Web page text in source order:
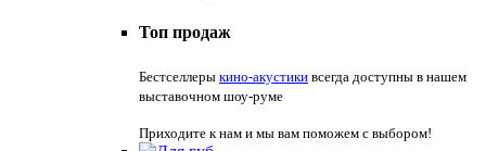
Топ продаж
Бестселлеры кино-акустики всегда доступны в нашем
выставочном шоу-руме
Приходите к нам и мы вам поможем с выбором!